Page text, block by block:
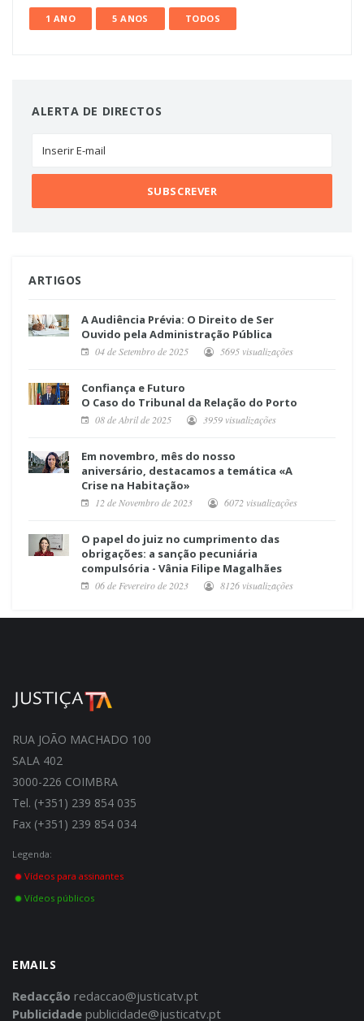
1 ANO 5 ANOS TODOS
ALERTA DE DIRECTOS
ARTIGOS
A Audiência Prévia: O Direito de Ser
Ouvido pela Administração Pública
04 de Setembro de 2025 5695 visualizações
Confiança e Futuro
O Caso do Tribunal da Relação do Porto
08 de Abril de 2025 3959 visualizações
Em novembro, mês do nosso
aniversário, destacamos a temática «A
Crise na Habitação»
12 de Novembro de 2023 6072 visualizações
O papel do juiz no cumprimento das
obrigações: a sanção pecuniária
compulsória - Vânia Filipe Magalhães
06 de Fevereiro de 2023 8126 visualizações
RUA JOÃO MACHADO 100
SALA 402
3000-226 COIMBRA
Tel. (+351) 239 854 035
Fax (+351) 239 854 034
Legenda:
Vídeos para assinantes
Vídeos públicos
EMAILS
Redacção redaccao@justicatv.pt
Publicidade publicidade@justicatv.pt